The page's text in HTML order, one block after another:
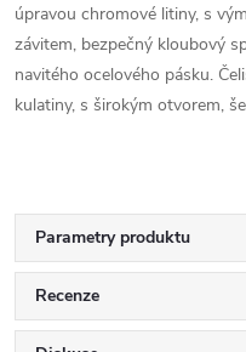
úpravou chromové litiny, s
závitem, bezpečný kloubový
navitého ocelového pásku.
kulatiny, s širokým otvorem,
Parametry produktu
Recenze